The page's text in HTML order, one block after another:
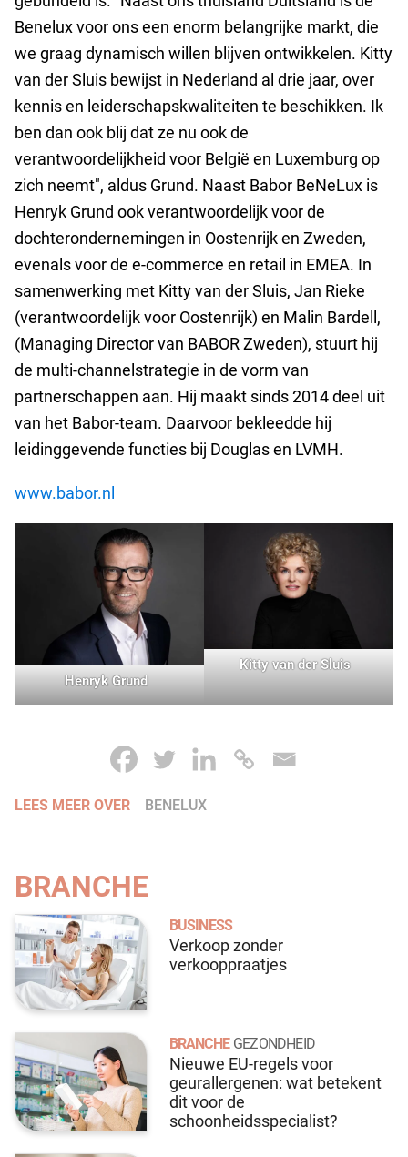
Benelux voor ons een enorm belangrijke markt, die
we graag dynamisch willen blijven ontwikkelen. Kitty
van der Sluis bewijst in Nederland al drie jaar, over
kennis en leiderschapskwaliteiten te beschikken. Ik
ben dan ook blij dat ze nu ook de
verantwoordelijkheid voor België en Luxemburg op
zich neemt", aldus Grund. Naast Babor BeNeLux is
Henryk Grund ook verantwoordelijk voor de
dochterondernemingen in Oostenrijk en Zweden,
evenals voor de e-commerce en retail in EMEA. In
samenwerking met Kitty van der Sluis, Jan Rieke
(verantwoordelijk voor Oostenrijk) en Malin Bardell,
(Managing Director van BABOR Zweden), stuurt hij
de multi-channelstrategie in de vorm van
partnerschappen aan. Hij maakt sinds 2014 deel uit
van het Babor-team. Daarvoor bekleedde hij
leidinggevende functies bij Douglas en LVMH.
www.babor.nl
Henryk Grund
Kitty van der Sluis
LEES MEER OVER BENELUX
BRANCHE
BUSINESS
Verkoop zonder
verkooppraatjes
BRANCHE GEZONDHEID
Nieuwe EU-regels voor
geurallergenen: wat betekent
dit voor de
schoonheidsspecialist?